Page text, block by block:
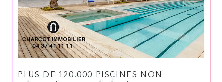
PLUS DE 120.000 PISCINES NON